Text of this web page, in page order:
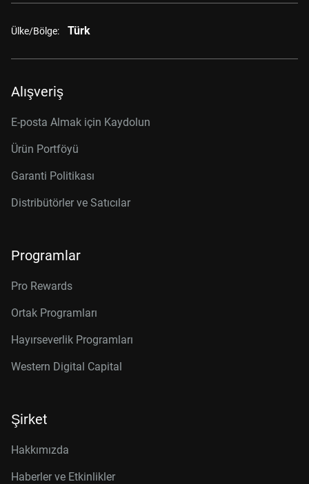
Ülke/Bölge: Türk
Alışveriş
E-posta Almak için Kaydolun
Ürün Portföyü
Garanti Politikası
Distribütörler ve Satıcılar
Programlar
Pro Rewards
Ortak Programları
Hayırseverlik Programları
Western Digital Capital
Şirket
Hakkımızda
Haberler ve Etkinlikler